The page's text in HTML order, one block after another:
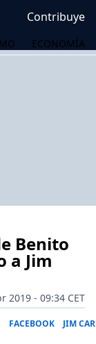
Contribuye
ECONOMÍA
Benito
a Jim
2019 - 09:34 CET
FACEBOOK JIM